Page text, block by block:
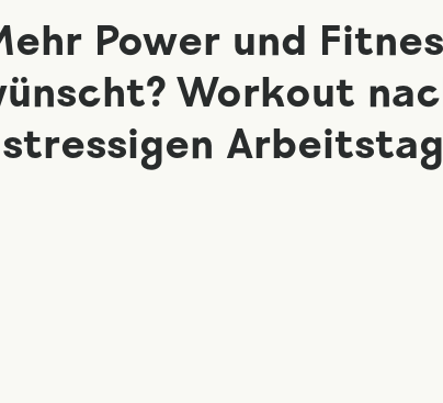
Power und
Workout